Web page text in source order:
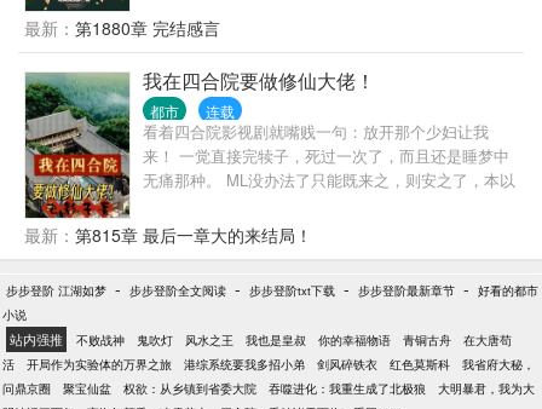
你的老师，怨念值＋1000！” “全班第二丁阳泽得知他
暗恋的女神是你的舔狗，心态爆炸，怨念值＋800！”
“你宣布对不友好国家进行技术封锁，怨念值＋4亿！”
“你积累的怨念值突破十万点，获得技能过目不忘！”
“你积累的怨念值突破百万点，获得延寿基因技术！”
“你积累的怨念值突破千万点，获得星际飞船样本！”
宋河难绷，你们学霸这么容易破防的？再这么下去，
我可真要无敌了……
最新： 第1880章 完结感言
我在四合院要做修仙大佬！
都市 连载
看着四合院影视剧就嘴贱一句：放开那个少妇让我
来！ 一觉直接完犊子，死过一次了，而且还是睡梦中
无痛那种。 ML没办法了只能既来之，则安之了，本以
觉自己竟然梦到大仙，而且还被大仙收为徒弟，然后
通过自己一些骚操作，得到了大仙传仙法“霸天决”修
炼物资以及还被大仙下的禁忌，从此开启遨游万界之
最新： 第815章 最后一章大的来结局！
步步登阶 江湖如梦 - 步步登阶全文阅读 - 步步登阶txt下载 - 步步登阶最新章节 - 好看的都市
小说
站内强推 不败战神 鬼吹灯 风水之王 我也是皇叔 你的幸福物语 青铜古舟
在大唐苟
活
开局作为实验体的万界之旅 港综系统要我多招小弟 剑风碎铁衣 红色莫斯科
我省府大秘，
问鼎京圈
聚宝仙盆 权欲：从乡镇到省委大院 吞噬进化：我重生成了北极狼
大明暴君，我为大